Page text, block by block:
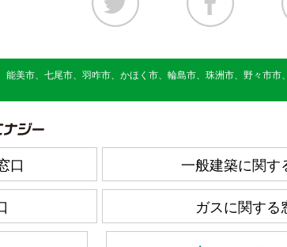
能美市、七尾市、羽咋市、かほく市、輪島市、珠洲市、野々市
口 一般建築に関す
ガスに関する